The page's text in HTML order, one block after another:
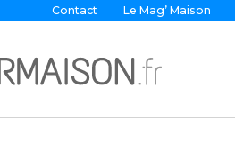
Contact Le Mag’ Maison